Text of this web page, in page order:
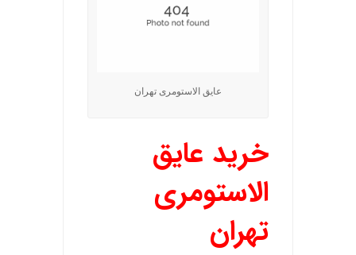
عایق الاستومری تهران
خرید عایق
الاستومری
تهران